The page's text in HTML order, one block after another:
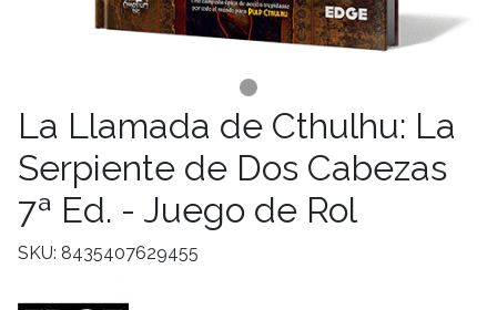
La Llamada de Cthulhu: La
Serpiente de Dos Cabezas
7ª Ed. - Juego de Rol
SKU: 8435407629455